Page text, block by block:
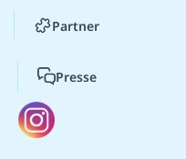
Partner
Presse